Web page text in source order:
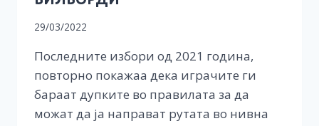
29/03/2022
Последните избори од 2021 година,
повторно покажаа дека играчите ги
бараат дупките во правилата за да
можат да ја направат рутата во нивна